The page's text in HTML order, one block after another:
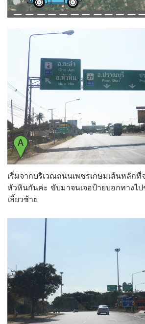
เริ่มจากบริเวณถนนเพชรเกษมเส้นหลัก
หัวหินกันค่ะ ขับมาจนเจอป้ายบอกทางไป
เลี้ยวซ้าย